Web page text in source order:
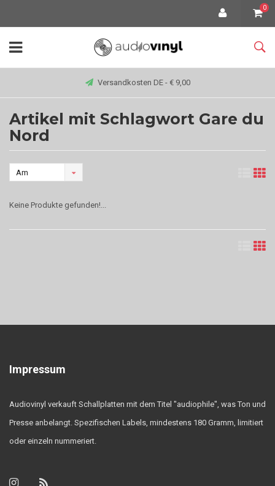
0
Versandkosten DE - € 9,00
Artikel mit Schlagwort Gare du
Nord
Am
angesehen
Keine Produkte gefunden!...
Impressum
Audiovinyl verkauft Schallplatten mit dem Titel "audiophile", was Ton und
Presse anbelangt. Spezifischen Labels, mindestens 180 Gramm, limitiert
oder einzeln nummeriert.